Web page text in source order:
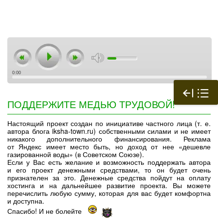
0:00
ПОДДЕРЖИТЕ МЕДЬЮ ТРУДОВОЙ!
Настоящий проект создан по инициативе частного лица (т. е.
автора блога iksha-town.ru) собственными силами и не имеет
никакого дополнительного финансирования. Реклама
от Яндекс имеет место быть, но доход от нее «дешевле
газированной воды» (в Советском Союзе).
Если у Вас есть желание и возможность поддержать автора
и его проект денежными средствами, то он будет очень
признателен за это. Денежные средства пойдут на оплату
хостинга и на дальнейшее развитие проекта. Вы можете
перечислить любую сумму, которая для вас будет комфортна
и доступна.
Спасибо! И не болейте